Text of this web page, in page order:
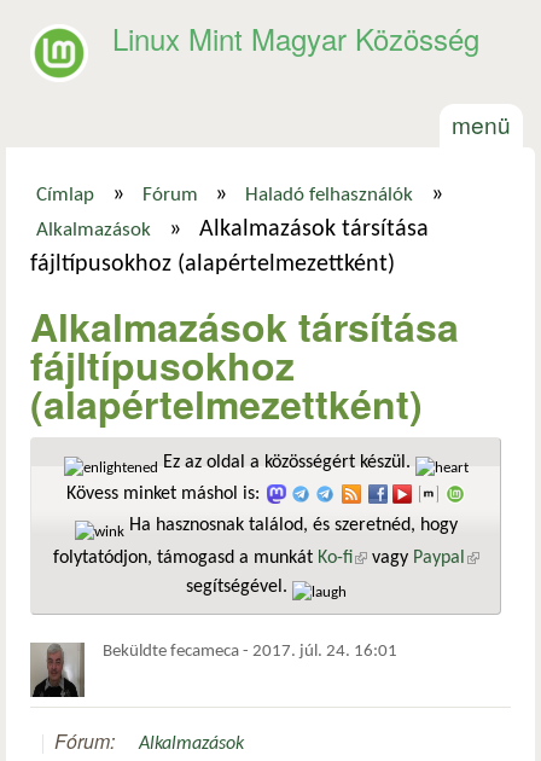
Linux Mint Magyar Közösség
menü
Jelenlegi hely
Címlap » Fórum » Haladó felhasználók »
Alkalmazások »
Alkalmazások társítása
fájltípusokhoz (alapértelmezettként)
Alkalmazások társítása
fájltípusokhoz
(alapértelmezettként)
Ez az oldal a közösségért készül.
Kövess minket máshol is:
Ha hasznosnak találod, és szeretnéd, hogy
folytatódjon, támogasd a munkát Ko-fi(külső hivatkozás)
vagy Paypal
segítségével.
Beküldte fecameca - 2017. júl. 24. 16:01
Fórum:
Alkalmazások